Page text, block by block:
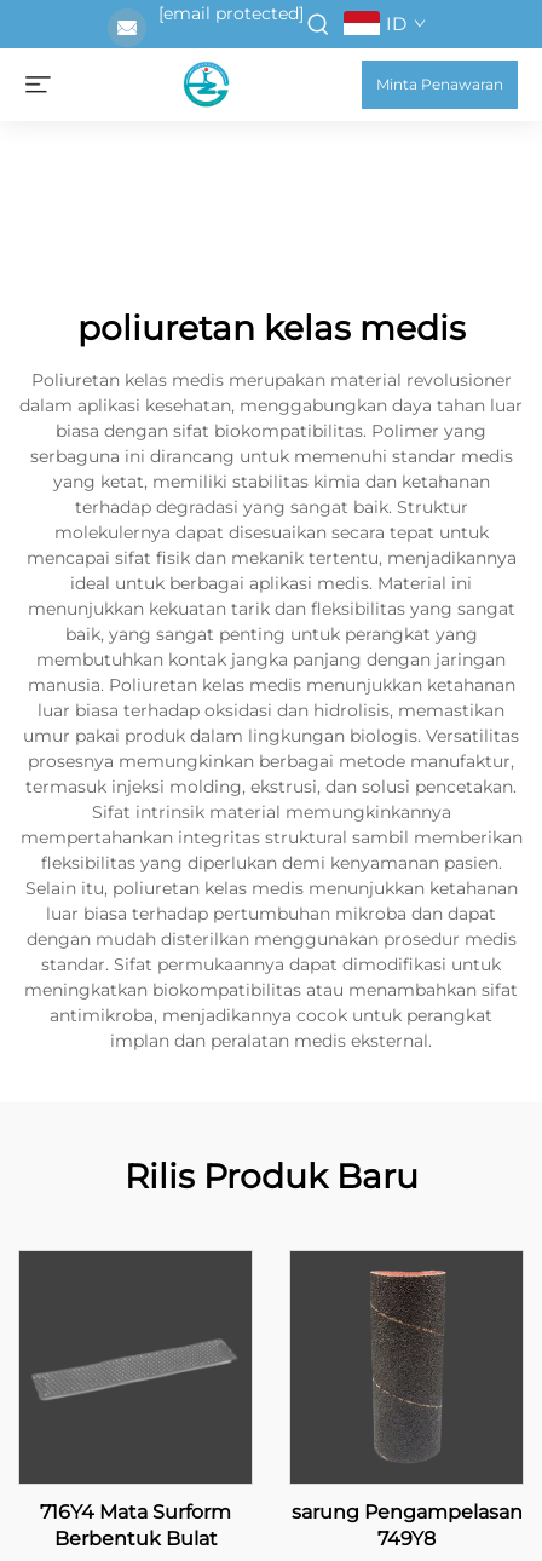
[email protected] ID
Minta Penawaran
poliuretan kelas medis
Poliuretan kelas medis merupakan material revolusioner
dalam aplikasi kesehatan, menggabungkan daya tahan luar
biasa dengan sifat biokompatibilitas. Polimer yang
serbaguna ini dirancang untuk memenuhi standar medis
yang ketat, memiliki stabilitas kimia dan ketahanan
terhadap degradasi yang sangat baik. Struktur
molekulernya dapat disesuaikan secara tepat untuk
mencapai sifat fisik dan mekanik tertentu, menjadikannya
ideal untuk berbagai aplikasi medis. Material ini
menunjukkan kekuatan tarik dan fleksibilitas yang sangat
baik, yang sangat penting untuk perangkat yang
membutuhkan kontak jangka panjang dengan jaringan
manusia. Poliuretan kelas medis menunjukkan ketahanan
luar biasa terhadap oksidasi dan hidrolisis, memastikan
umur pakai produk dalam lingkungan biologis. Versatilitas
prosesnya memungkinkan berbagai metode manufaktur,
termasuk injeksi molding, ekstrusi, dan solusi pencetakan.
Sifat intrinsik material memungkinkannya
mempertahankan integritas struktural sambil memberikan
fleksibilitas yang diperlukan demi kenyamanan pasien.
Selain itu, poliuretan kelas medis menunjukkan ketahanan
luar biasa terhadap pertumbuhan mikroba dan dapat
dengan mudah disterilkan menggunakan prosedur medis
standar. Sifat permukaannya dapat dimodifikasi untuk
meningkatkan biokompatibilitas atau menambahkan sifat
antimikroba, menjadikannya cocok untuk perangkat
implan dan peralatan medis eksternal.
Rilis Produk Baru
716Y4 Mata Surform
Berbentuk Bulat
sarung Pengampelasan
749Y8